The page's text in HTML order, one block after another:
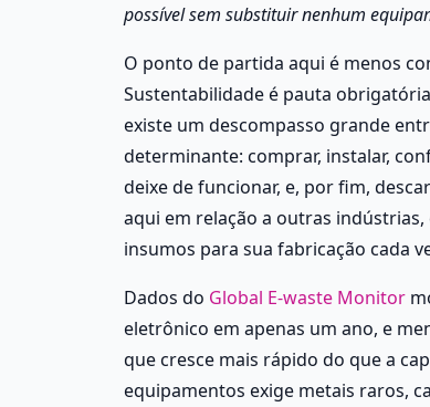
possível sem substituir nenhum
O ponto de partida aqui é menos
Sustentabilidade é pauta
existe um descompasso grande
determinante: comprar, instalar,
deixe de funcionar, e, por fim,
aqui em relação a outras indústrias,
insumos para sua fabricação cada
Dados do Global E-waste Monitor
eletrônico em apenas um ano, e
que cresce mais rápido do que a
equipamentos exige metais raros,